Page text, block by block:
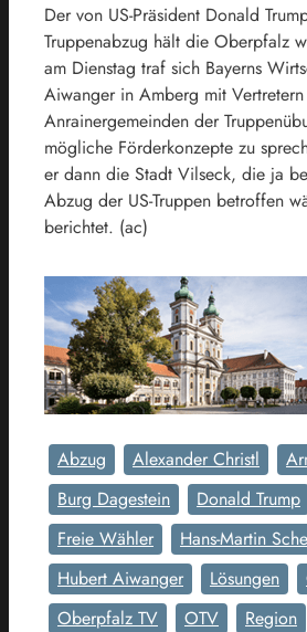
Der von US-Präsident Donald
Truppenabzug hält die Oberpfalz
am Dienstag traf sich Bayerns
Aiwanger in Amberg mit
Anrainergemeinden der
mögliche Förderkonzepte zu
er dann die Stadt Vilseck, die ja
Abzug der US-Truppen betroffen
berichtet. (ac)
Abzug Alexander Christl
Burg Dagestein
Donald Trump
Freie Wähler
Hans-Martin
Hubert Aiwanger
Lösungen
Oberpfalz TV
OTV Region